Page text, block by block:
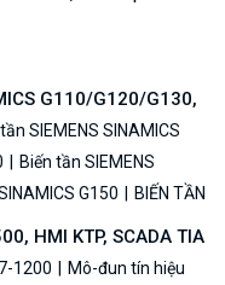
G110/G120/G130,
SIEMENS SINAMICS
Biến tần SIEMENS
G150 BIẾN TẦN
HMI KTP, SCADA TIA
1200
Mô-đun tín hiệu